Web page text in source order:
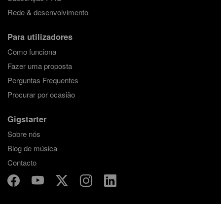
Rede & desenvolvimento
Para utilizadores
Como funciona
Fazer uma proposta
Perguntas Frequentes
Procurar por ocasião
Gigstarter
Sobre nós
Blog de música
Contacto